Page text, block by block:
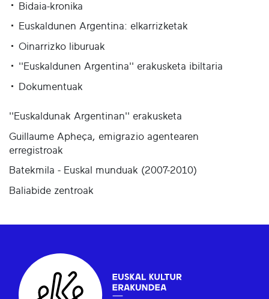
Bidaia-kronika
Euskaldunen Argentina: elkarrizketak
Oinarrizko liburuak
''Euskaldunen Argentina'' erakusketa ibiltaria
Dokumentuak
''Euskaldunak Argentinan'' erakusketa
Guillaume Apheça, emigrazio agentearen
erregistroak
Batekmila - Euskal munduak (2007-2010)
Baliabide zentroak